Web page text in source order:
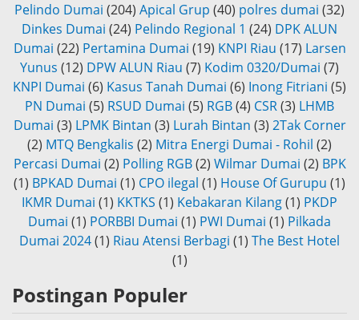
Pelindo Dumai (204) Apical Grup (40) polres dumai (32)
Dinkes Dumai (24) Pelindo Regional 1 (24) DPK ALUN
Dumai (22) Pertamina Dumai (19) KNPI Riau (17) Larsen
Yunus (12) DPW ALUN Riau (7) Kodim 0320/Dumai (7)
KNPI Dumai (6) Kasus Tanah Dumai (6) Inong Fitriani (5)
PN Dumai (5) RSUD Dumai (5) RGB(4) CSR(3) LHMB
Dumai (3) LPMK Bintan (3) Lurah Bintan (3) 2Tak Corner
(2) MTQ Bengkalis (2) Mitra Energi Dumai - Rohil (2)
Percasi Dumai (2) Polling RGB (2) Wilmar Dumai (2) BPK
(1) BPKAD Dumai (1) CPO ilegal (1) House Of Gurupu (1)
IKMR Dumai (1) KKTKS (1) Kebakaran Kilang(1) PKDP
Dumai (1) PORBBI Dumai (1) PWI Dumai (1) Pilkada
Dumai 2024(1) Riau Atensi Berbagi (1) The Best Hotel
(1)
Postingan Populer